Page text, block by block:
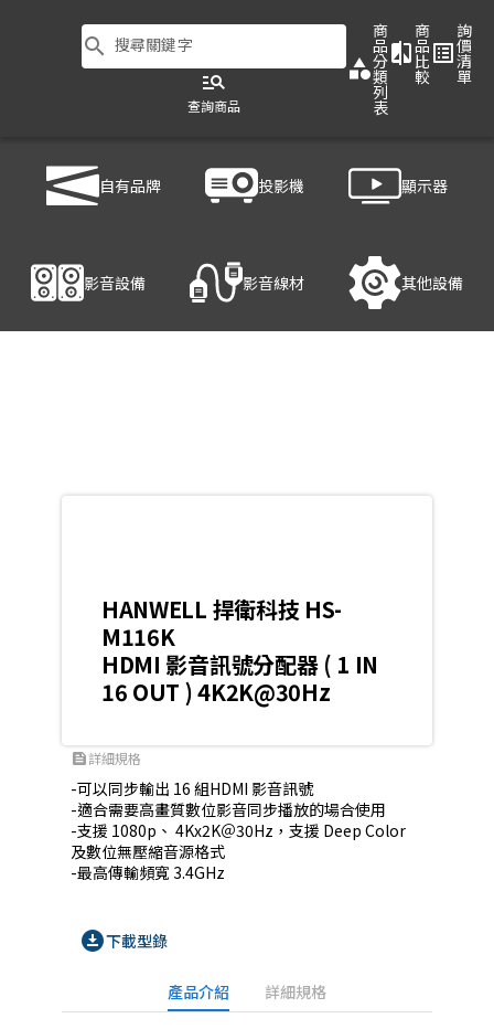
search 搜尋關鍵字
manage_search
查詢商品
category
商
品
分
類
列
表
compare
商
品
比
較
list_alt
詢
價
清
單
自有品牌 投影機 顯示器
影音設備 影音線材 其他設備
HANWELL 捍衛科技 HS-M116K
HANWELL 捍衛科技 HS-
M116K
HDMI 影音訊號分配器 ( 1 IN
16 OUT ) 4K2K@30Hz
feed詳細規格
-可以同步輸出 16 組HDMI 影音訊號
-適合需要高畫質數位影音同步播放的場合使用
-支援 1080p、 4Kx2K＠30Hz，支援 Deep Color
及數位無壓縮音源格式
-最高傳輸頻寬 3.4GHz
download_for_offline下載型錄
產品介紹 詳細規格